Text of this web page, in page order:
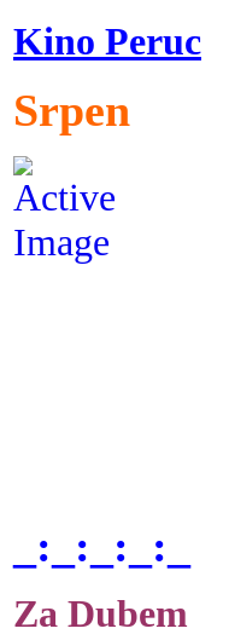
Kino Peruc
Srpen
_:_:_:_:_
Za Dubem